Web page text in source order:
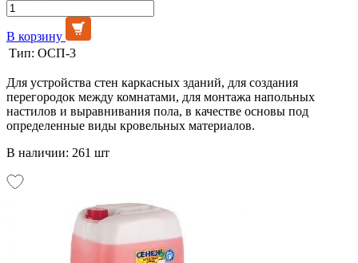
В корзину
Тип: ОСП-3
Для устройства стен каркасных зданий, для создания
перегородок между комнатами, для монтажа напольных
настилов и выравнивания пола, в качестве основы под
определенные виды кровельных материалов.
В наличии: 261 шт